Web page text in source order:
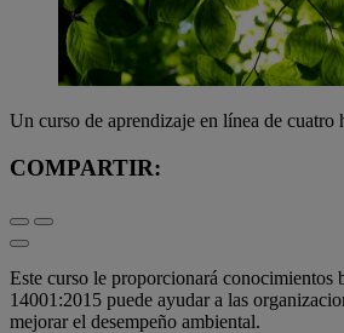
Un curso de aprendizaje en línea de
COMPARTIR:
Este curso le proporcionará
14001:2015 puede ayudar a las
mejorar el desempeño ambiental.